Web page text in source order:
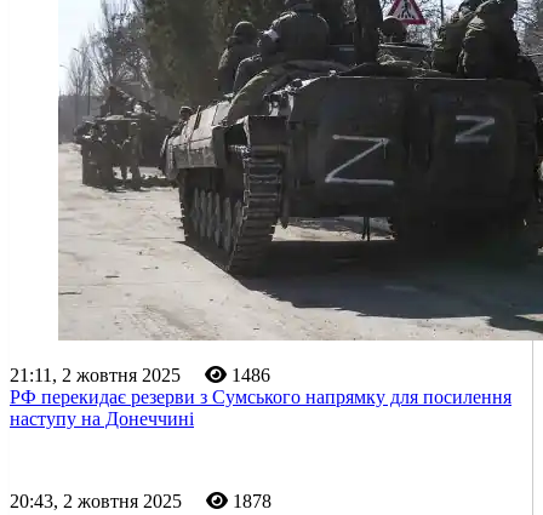
21:11, 2 жовтня 2025
1486
РФ перекидає резерви з Сумського напрямку для посилення
наступу на Донеччині
20:43, 2 жовтня 2025
1878